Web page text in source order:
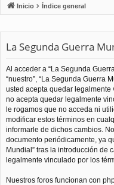
Inicio Índice general
La Segunda Guerra
Al acceder a “La Segunda
“nuestro”, “La Segunda Guerra
usted acepta quedar
no acepta quedar legalmente
le rogamos que no acceda ni
modificar estos términos en
informarle de dichos cambios.
documento periódicamente, ya
Mundial” tras la introducción de
legalmente vinculado por los
Nuestros foros funcionan con